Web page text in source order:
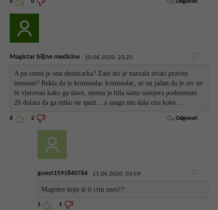
0 0 Odgovori
Magistar biljne medicine 10.06.2020. 23:25
A po cemu je ona desnicarka? Zato sto je nazvala stvari pravim
imenom? Rekla da je kriminalac kriminalac, ni on jadan da je ziv ne
bi vjerovao kako ga slave, njemu je bila samo namjera podmetnuti
20 dolara da ga nitko ne spazi....a snagu mu dala crta koke....
6 2 Odgovori
guest1591840764 11.06.2020. 03:59
Magistre koju si ti crtu uzeo!?
1 1